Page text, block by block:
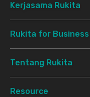
Kerjasama Rukita
Rukita for Business
Tentang Rukita
Resource